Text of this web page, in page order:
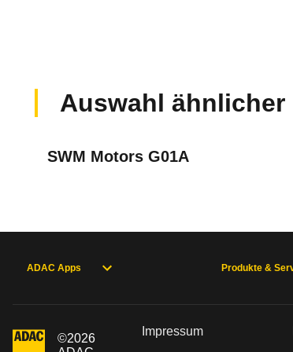
Aktuell liegen uns keine Informationen
mehr zur Pannenstatistik Methode
Auswahl ähnlicher
SWM Motors G01A
ADAC Apps Produkte &
©2026
Impressum